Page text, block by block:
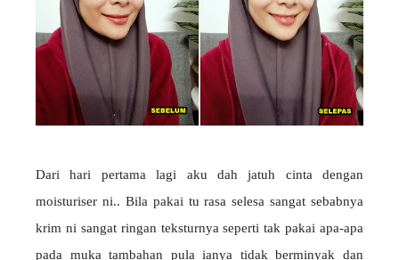
Dari hari pertama lagi aku dah jatuh cinta dengan
moisturiser ni.. Bila pakai tu rasa selesa sangat sebabnya
krim ni sangat ringan teksturnya seperti tak pakai apa-apa
pada muka tambahan pula ianya tidak berminyak dan